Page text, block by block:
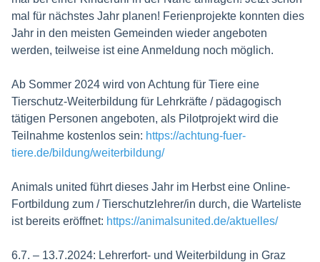
mal für nächstes Jahr planen! Ferienprojekte konnten dies
Jahr in den meisten Gemeinden wieder angeboten
werden, teilweise ist eine Anmeldung noch möglich.
Ab Sommer 2024 wird von Achtung für Tiere eine
Tierschutz-Weiterbildung für Lehrkräfte / pädagogisch
tätigen Personen angeboten, als Pilotprojekt wird die
Teilnahme kostenlos sein: https://achtung-fuer-
tiere.de/bildung/weiterbildung/
Animals united führt dieses Jahr im Herbst eine Online-
Fortbildung zum / Tierschutzlehrer/in durch, die Warteliste
ist bereits eröffnet: https://animalsunited.de/aktuelles/
6.7. – 13.7.2024: Lehrerfort- und Weiterbildung in Graz